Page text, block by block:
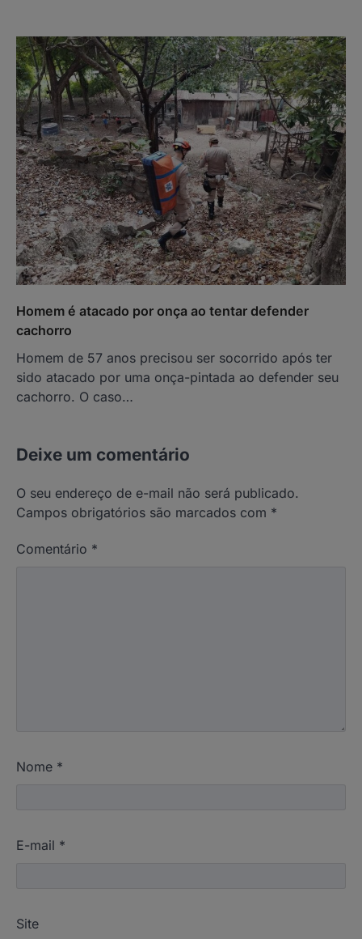
Homem é atacado por onça ao tentar defender
cachorro
Homem de 57 anos precisou ser socorrido após ter
sido atacado por uma onça-pintada ao defender seu
cachorro. O caso…
Deixe um comentário
O seu endereço de e-mail não será publicado.
Campos obrigatórios são marcados com *
Comentário *
Nome *
E-mail *
Site